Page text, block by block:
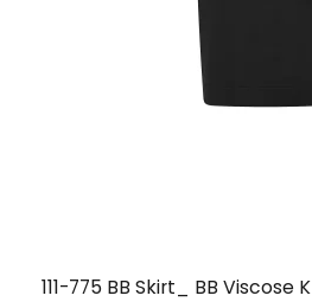
111-775 BB Skirt_ BB Viscose K